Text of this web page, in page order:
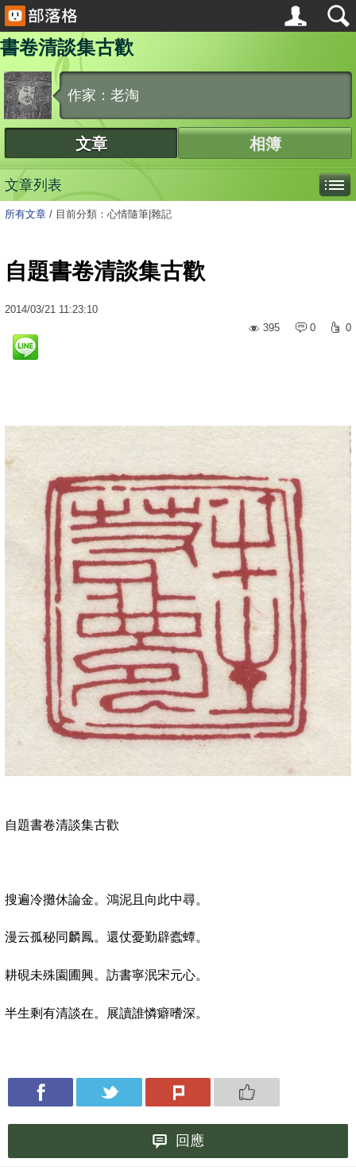
書卷清談集古歡
作家：老淘
文章 相簿
文章列表
所有文章 / 目前分類：心情隨筆|雜記
自題書卷清談集古歡
2014/03/21 11:23:10
395
0 0
自題書卷清談集古歡
搜遍冷攤休論金。鴻泥且向此中尋。
漫云孤秘同麟鳳。還仗憂勤辟蠹蟫。
耕硯未殊園圃興。訪書寧泯宋元心。
半生剩有清談在。展讀誰憐癖嗜深。
回應